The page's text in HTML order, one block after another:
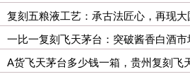
复刻五粮液工艺：承古法匠心，再现
一比一复刻飞天茅台：突破酱香白酒
尚
A货飞天茅台多少钱一箱，贵州复刻飞